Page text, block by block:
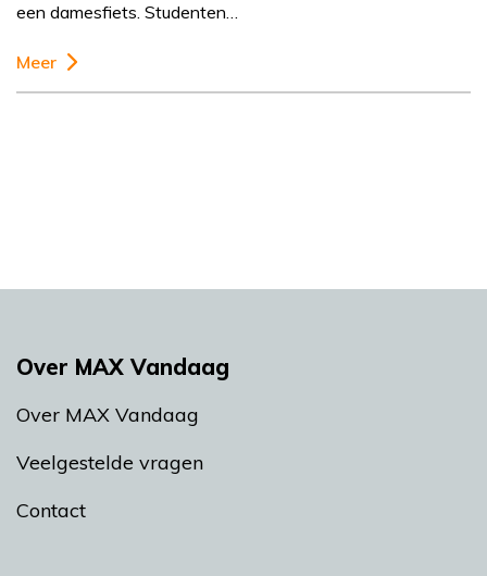
een damesfiets. Studenten…
Meer
Over MAX Vandaag
Over MAX Vandaag
Veelgestelde vragen
Contact